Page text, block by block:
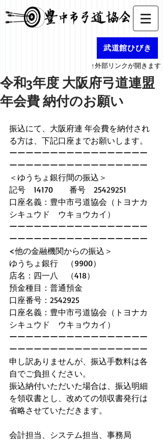
武道館ひびき
↑外部リンクが開きます
令和3年度 大阪府弓道連盟
年会費 納付のお願い
振込にて、大阪府連 年会費を納付され
る方は、下記口座までお願いします。
ーーーーーーーーーーーーーーーーー
ーーーーーーーーーーーーーーーーー
＜ゆうちょ銀行間の振込＞
記号　14170　　番号　25429251
口座名義：豊中市弓道協会（トヨナカ
シキュウド　ウキョウカイ）
ーーーーーーーーーーーーーーーーー
ーーーーーーーーーーーーーーーーー
<他の金融機関からの振込＞
ゆうちょ銀行　（9900）
店名：四一八　（418）
預金種目：普通預金
口座番号：2542925
口座名義：豊中市弓道協会（トヨナカ
シキュウド　ウキョウカイ）
ーーーーーーーーーーーーーーーーー
ーーーーーーーーーーーーーーーーー
申し訳ありませんが、振込手数料は各
自でご負担ください。
振込納付いただいた場合は、振込明細
を領収書とし、改めての領収書発行は
省略させていただきます。
会計担当、システム担当、事務局